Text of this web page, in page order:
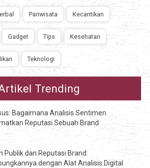
Pariwisata Kecantikan
Gadget Tips Kesehatan
Teknologi
Trending
Bagaimana Analisis Sentimen
Reputasi Sebuah Brand
Publik dan Reputasi Brand:
dengan Alat Analisis Digital